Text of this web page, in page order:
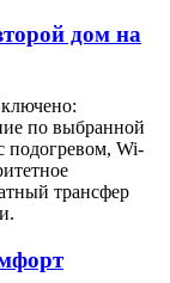
дом на
по выбранной
подогревом, Wi-
трансфер